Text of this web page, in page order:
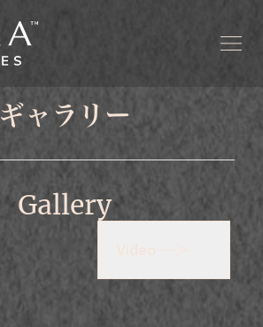
ギャラリー
Gallery
Video
ビデオ
Video